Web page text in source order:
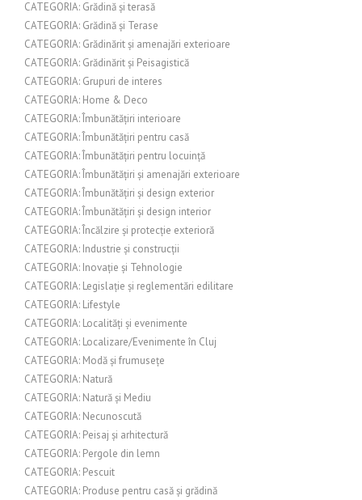
CATEGORIA: Grădină și terasă
CATEGORIA: Grădină și Terase
CATEGORIA: Grădinărit și amenajări exterioare
CATEGORIA: Grădinărit și Peisagistică
CATEGORIA: Grupuri de interes
CATEGORIA: Home & Deco
CATEGORIA: Îmbunătățiri interioare
CATEGORIA: Îmbunătățiri pentru casă
CATEGORIA: Îmbunătățiri pentru locuință
CATEGORIA: Îmbunătățiri și amenajări exterioare
CATEGORIA: Îmbunătățiri și design exterior
CATEGORIA: Îmbunătățiri și design interior
CATEGORIA: Încălzire și protecție exterioră
CATEGORIA: Industrie și construcții
CATEGORIA: Inovație și Tehnologie
CATEGORIA: Legislație și reglementări edilitare
CATEGORIA: Lifestyle
CATEGORIA: Localități și evenimente
CATEGORIA: Localizare/Evenimente în Cluj
CATEGORIA: Modă și frumusețe
CATEGORIA: Natură
CATEGORIA: Natură și Mediu
CATEGORIA: Necunoscută
CATEGORIA: Peisaj și arhitectură
CATEGORIA: Pergole din lemn
CATEGORIA: Pescuit
CATEGORIA: Produse pentru casă și grădină